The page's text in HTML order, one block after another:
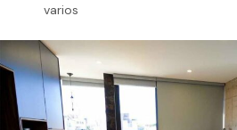
varios